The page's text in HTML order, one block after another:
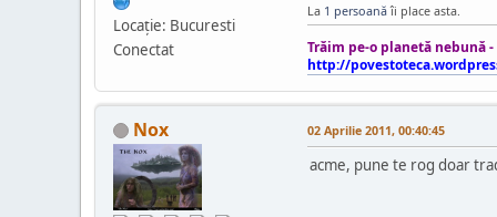
Locaţie: Bucuresti
Conectat
La 1 persoanăîi place asta.
Trăim pe-o planetă nebună
http://
Nox 02 Aprilie 2011, 00:40:45
acme, pune te rog doar